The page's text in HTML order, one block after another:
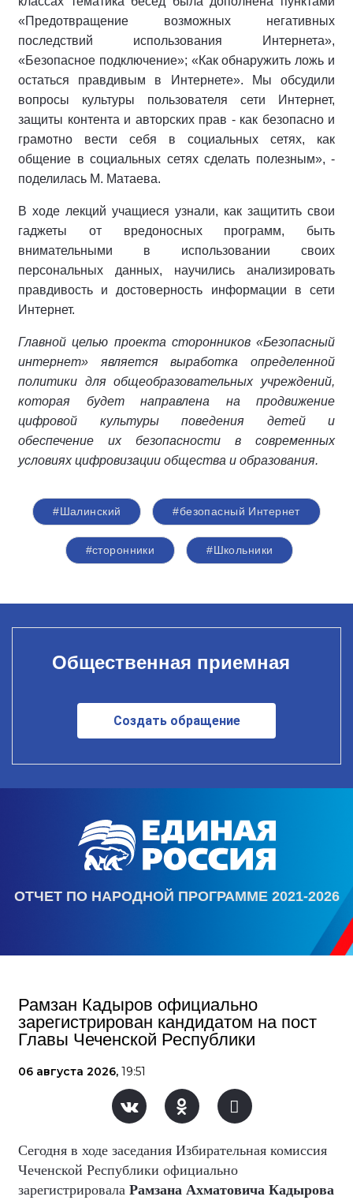
«Предотвращение возможных негативных
последствий использования Интернета»,
«Безопасное подключение»; «Как обнаружить ложь и
остаться правдивым в Интернете». Мы обсудили
вопросы культуры пользователя сети Интернет,
защиты контента и авторских прав - как безопасно и
грамотно вести себя в социальных сетях, как
общение в социальных сетях сделать полезным», -
поделилась М. Матаева.
В ходе лекций учащиеся узнали, как защитить свои
гаджеты от вредоносных программ, быть
внимательными в использовании своих
персональных данных, научились анализировать
правдивость и достоверность информации в сети
Интернет.
Главной целью проекта сторонников «Безопасный
интернет» является выработка определенной
политики для общеобразовательных учреждений,
которая будет направлена на продвижение
цифровой культуры поведения детей и
обеспечение их безопасности в современных
условиях цифровизации общества и образования.
#Шалинский #безопасный Интернет
#сторонники #Школьники
Общественная приемная
Создать обращение
ОТЧЕТ ПО НАРОДНОЙ ПРОГРАММЕ 2021-2026
Рамзан Кадыров официально
зарегистрирован кандидатом на пост
Главы Чеченской Республики
06 августа 2026, 19:51
Сегодня в ходе заседания Избирательная комиссия
Чеченской Республики официально
зарегистрировала Рамзана Ахматовича Кадырова